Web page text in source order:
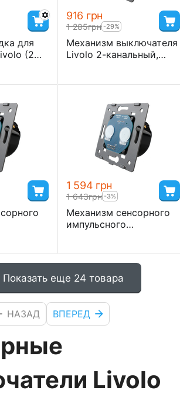
Livolo
для
(2
‍916‍ грн
1 285грн -29%
Механизм выключателя
Livolo 2-канальный,
1 594 грн
1 643грн -3%
Механизм cенсорного
импульсного
Показать еще 24 товара
НАЗАД ВПЕРЕД